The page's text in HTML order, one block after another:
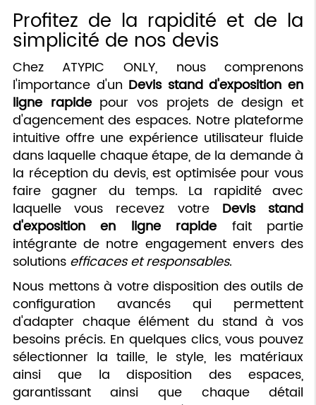
Profitez de la rapidité et de la
simplicité de nos devis
Chez ATYPIC ONLY, nous comprenons
l'importance d'un Devis stand d'exposition en
ligne rapidepour vos projets de design et
d'agencement des espaces. Notre plateforme
intuitive offre une expérience utilisateur fluide
dans laquelle chaque étape, de la demande à
la réception du devis, est optimisée pour vous
faire gagner du temps. La rapidité avec
laquelle vous recevez votre Devis stand
d'exposition en ligne rapide fait partie
intégrante de notre engagement envers des
solutions efficaces et responsables.
Nous mettons à votre disposition des outils de
configuration avancés qui permettent
d'adapter chaque élément du stand à vos
besoins précis. En quelques clics, vous pouvez
sélectionner la taille, le style, les matériaux
ainsi que la disposition des espaces,
garantissant ainsi que chaque détail